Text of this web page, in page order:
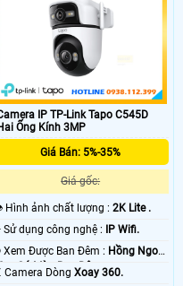
IP TP-Link Tapo C545D
Ống Kính 3MP
Giá Bán: 5%-35%
Giá gốc:
👁 Hình ảnh chất lượng :2K Lite .
✳️ Sử dụng công nghệ : IP Wifi.
✪ Xem Được Ban Đêm : Hồng Ngoại
Có Màu Ban Ðêm.
♊ Camera DòngXoay 360.